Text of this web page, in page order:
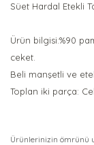
Süet Hardal Etekli
Ürün bilgisi:%90
ceket.
Beli manşetli ve
Toplan iki parça:
Ürünlerinizin ömrünü